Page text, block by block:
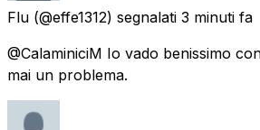
Flu (@effe1312) segnalati 3 minuti fa
@CalaminiciM Io vado benissimo
mai un problema.